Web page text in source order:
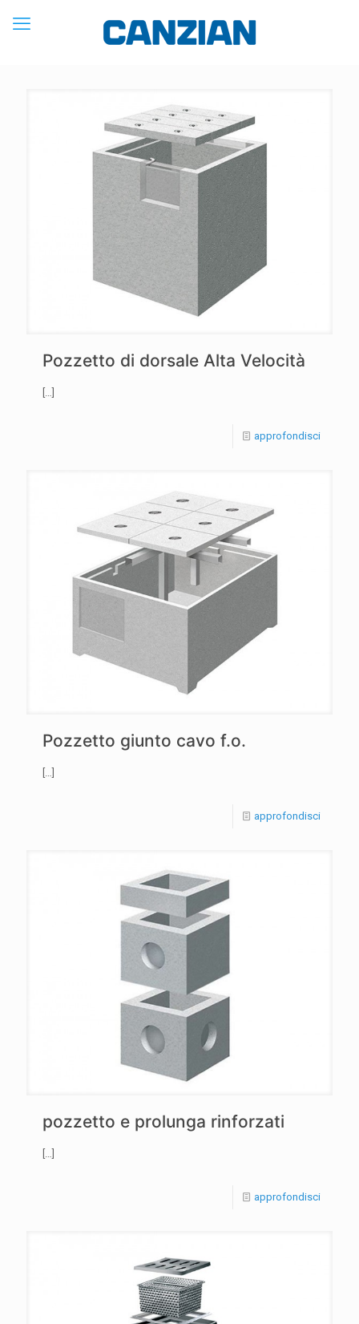
Pozzetto di dorsale Alta Velocità
[…]
approfondisci
Pozzetto giunto cavo f.o.
[…]
approfondisci
pozzetto e prolunga rinforzati
[…]
approfondisci